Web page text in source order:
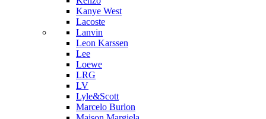
Kanye West
Lacoste
Lanvin
Leon Karssen
Lee
Loewe
LRG
LV
Lyle&Scott
Marcelo Burlon